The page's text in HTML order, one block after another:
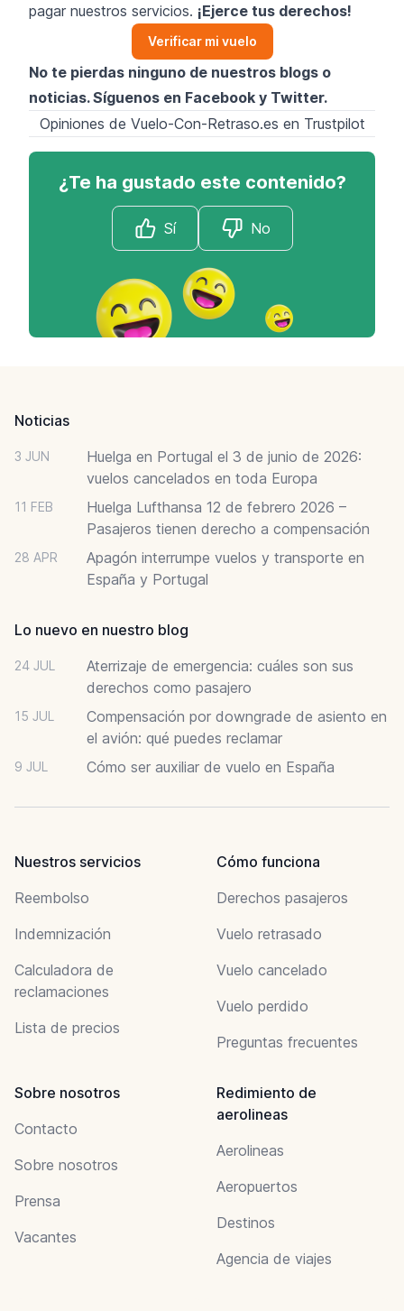
pagar nuestros servicios. ¡Ejerce tus derechos!
Verificar mi vuelo
No te pierdas ninguno de nuestros blogs o
noticias. Síguenos en Facebook y Twitter.
Opiniones de Vuelo-Con-Retraso.es en Trustpilot
¿Te ha gustado este contenido?
Sí No
Noticias
3 JUN
Huelga en Portugal el 3 de junio de 2026:
vuelos cancelados en toda Europa
11 FEB
Huelga Lufthansa 12 de febrero 2026 –
Pasajeros tienen derecho a compensación
28 APR
Apagón interrumpe vuelos y transporte en
España y Portugal
Lo nuevo en nuestro blog
24 JUL
Aterrizaje de emergencia: cuáles son sus
derechos como pasajero
15 JUL
Compensación por downgrade de asiento en
el avión: qué puedes reclamar
9 JUL Cómo ser auxiliar de vuelo en España
Nuestros servicios
Reembolso
Indemnización
Calculadora de
reclamaciones
Lista de precios
Cómo funciona
Derechos pasajeros
Vuelo retrasado
Vuelo cancelado
Vuelo perdido
Preguntas frecuentes
Sobre nosotros
Contacto
Sobre nosotros
Prensa
Vacantes
Redimiento de
aerolineas
Aerolineas
Aeropuertos
Destinos
Agencia de viajes